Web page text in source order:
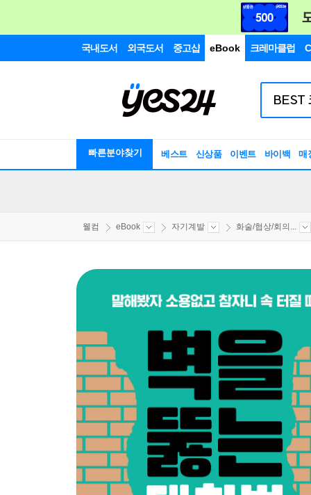
국내도서 외국도서 중고샵 eBook 크레마클럽
빠른분야찾기 베스트 신상품 이벤트 바이백 매
웰컴 eBook 자기계발 화술/협상/회의...